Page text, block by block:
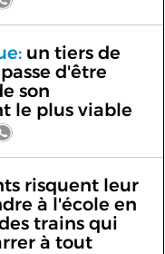
un tiers de
d'être
son
le plus viable
risquent leur
à l'école en
trains qui
à tout